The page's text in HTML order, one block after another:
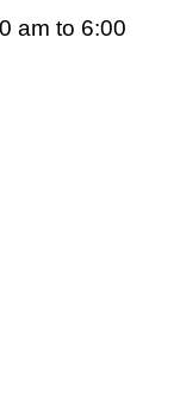
am to 6:00